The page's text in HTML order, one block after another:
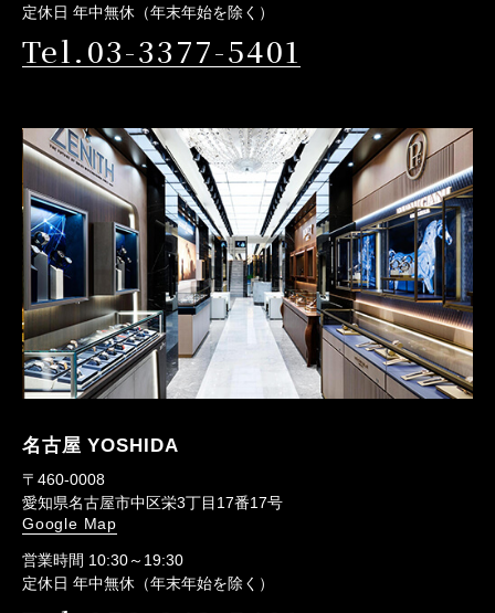
定休日 年中無休（年末年始を除く）
Tel.03-3377-5401
名古屋 YOSHIDA
〒460-0008
愛知県名古屋市中区栄3丁目17番17号
Google Map
営業時間 10:30～19:30
定休日 年中無休（年末年始を除く）